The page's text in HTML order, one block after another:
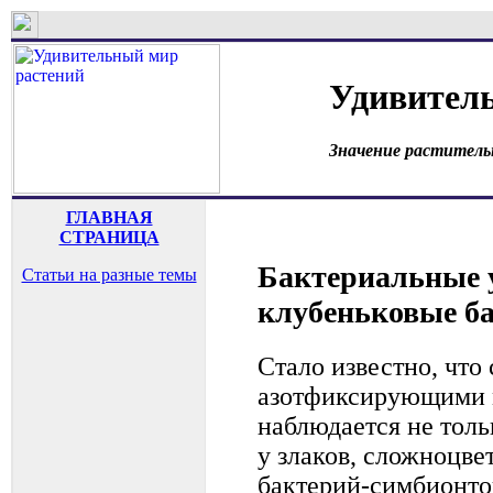
Значение
ГЛАВНАЯ
СТРАНИЦА
Статьи на разные темы
Бактериальные
клубеньковые
Стало известно, что
азотфиксирующими
наблюдается не
у злаков,
бактерий-